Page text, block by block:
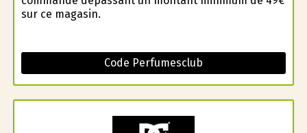
sur ce magasin.
Code Perfumesclub